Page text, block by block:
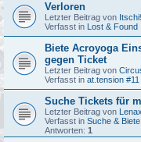
Verloren
Letzter Beitrag von
Verfasst in Lost & Found
Biete Acroyoga
gegen Ticket
Letzter Beitrag von
Verfasst in at.tension
Suche Tickets für
Letzter Beitrag von
Verfasst in Suche &
Antworten: 1